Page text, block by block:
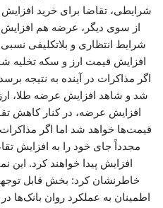
شرایطی، تقاضا برای خرید
از سوی دیگر، عرضه هم افزایش
شرایط انتظاری و بلاتکلیفی
افزایش قیمت ارز و سکه تخلیه
اگر مذاکرات در آینده به نتیجه
شد و شاهد افزایش عرضه طلا، ارز
افزایش عرضه، در کنار کاهش
قیمت‌ها خواهد شد اما اگر
مجدداً جای خود را به افزایش
افزایش پیدا خواهند کرد.
خاطرنشان کرد: بخش قابل
اطمینان به عملکرد روان بانک‌ها